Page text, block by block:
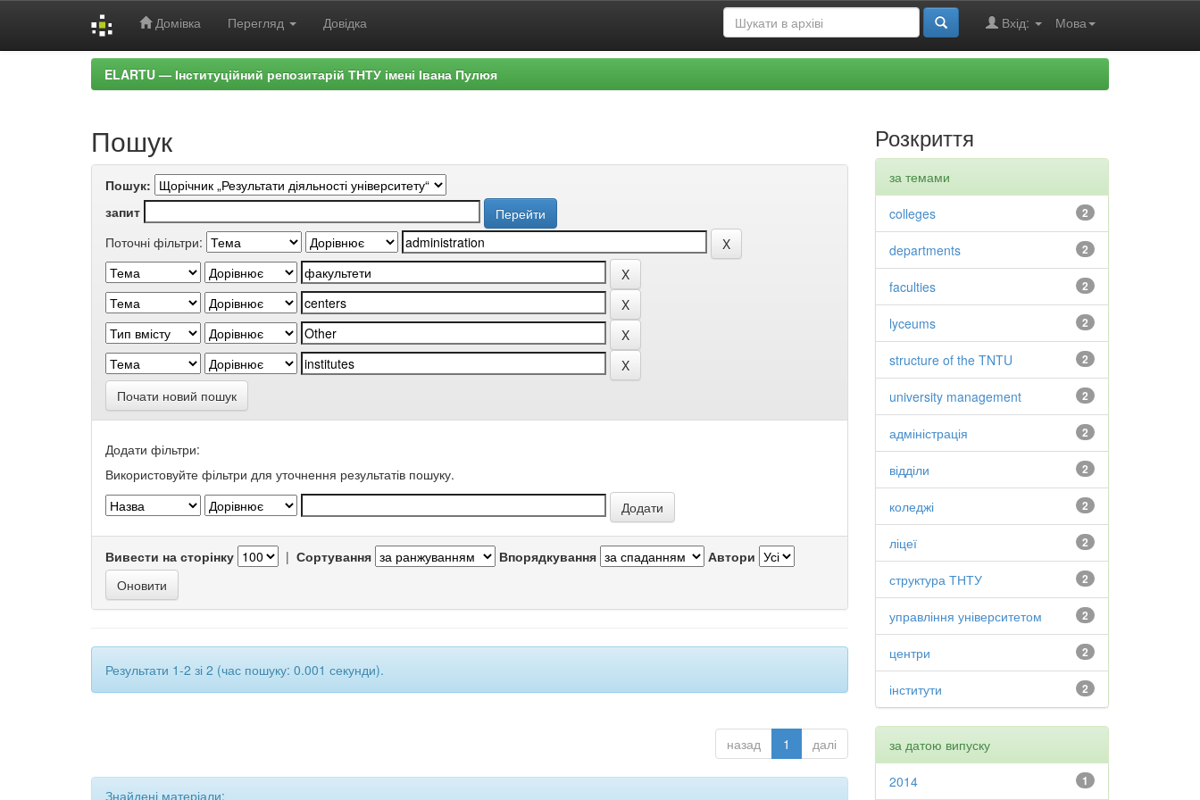
Домівка Перегляд Довідка Мова
Вхід:
ELARTU — Інституційний репозитарій ТНТУ імені Івана Пулюя
Пошук
Пошук:
запит
Поточні фільтри:
Почати новий пошук
Додати фільтри:
Використовуйте фільтри для уточнення результатів пошуку.
Вивести на сторінку | Сортування Впорядкування Автори
Результати 1-2 зі 2 (час пошуку: 0.001 секунди).
назад 1 далі
Знайдені матеріали:
Розкриття
за темами
2
colleges
2
departments
2
faculties
2
lyceums
2
structure of the TNTU
2
university management
2
адміністрація
2
відділи
2
коледжі
2
ліцеї
2
структура ТНТУ
2
управління університетом
2
центри
2
інститути
за датою випуску
1
2014